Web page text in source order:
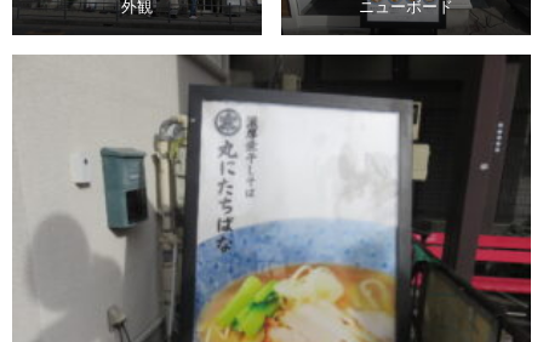
外観 ニューボード